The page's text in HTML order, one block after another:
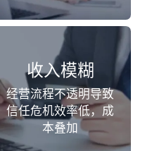
收入模糊
经营流程不透明导致
信任危机效率低，成
本叠加